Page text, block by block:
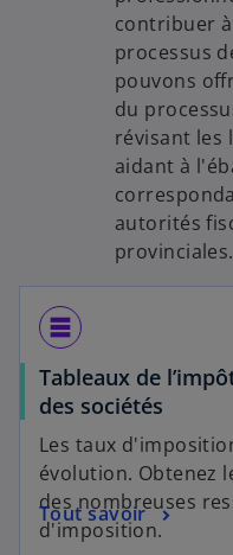
contribuer
processus
pouvons
du
révisant les
aidant à
autorités
provinciales.
table_rows
Tableaux de
des sociétés
Les taux
évolution. Obtenez
des nombreuses
d'imposition.
Tout savoir